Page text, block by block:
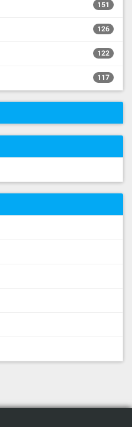
151
126
122
117